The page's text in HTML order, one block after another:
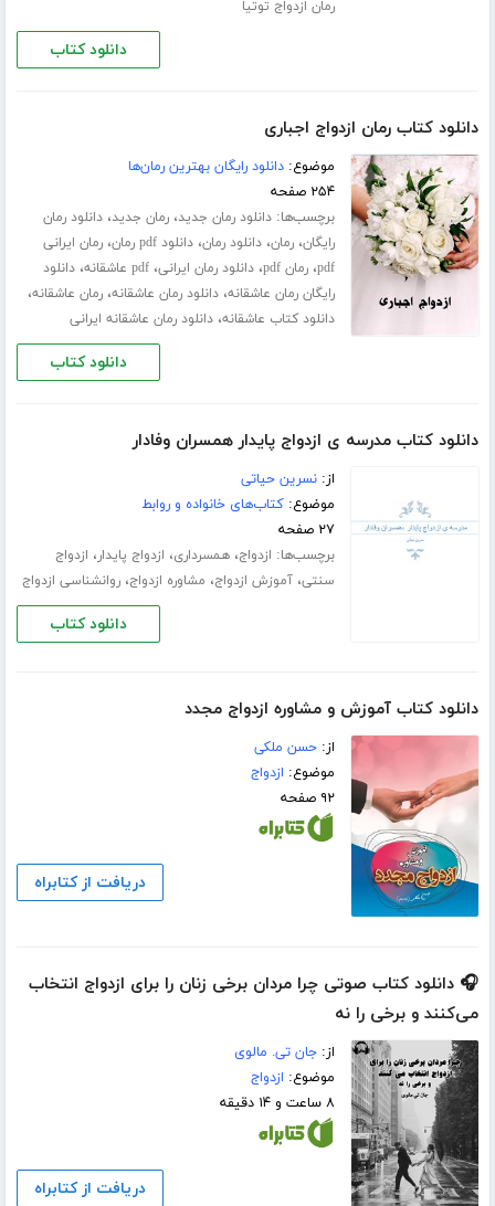
رمان ازدواج توتیا
دانلود کتاب
دانلود کتاب رمان ازدواج اجباری
موضوع:دانلود رایگان بهترین رمان‌ها
۲۵۴ صفحه
برچسب‌ها:دانلود رمان جدید،رمان جدید،دانلود رمان
رایگان،رمان،دانلود رمان،دانلود pdf رمان ،رمان ایرانی
pdf،رمان pdf ،دانلود رمان ایرانی،pdf عاشقانه ،دانلود
رایگان رمان عاشقانه،دانلود رمان عاشقانه،رمان عاشقانه،
دانلود کتاب عاشقانه،دانلود رمان عاشقانه ایرانی
دانلود کتاب
دانلود کتاب مدرسه ی ازدواج پایدار همسران وفادار
از:نسرین حیاتی
موضوع:کتاب‌های خانواده و روابط
۲۷ صفحه
برچسب‌ها: ازدواج،همسرداری، ازدواج پایدار، ازدواج
سنتی،آموزش ازدواج، مشاوره ازدواج،روانشناسی ازدواج
دانلود کتاب
دانلود کتاب آموزش و مشاوره ازدواج مجدد
از:حسن ملکی
موضوع: ازدواج
۹۲ صفحه
دریافت از کتابراه
🎧 دانلود کتاب صوتی چرا مردان برخی زنان را برای ازدواج انتخاب
می‌کنند و برخی را نه
از:جان تی. مالوی
موضوع: ازدواج
۸ ساعت و ۱۴ دقیقه
دریافت از کتابراه